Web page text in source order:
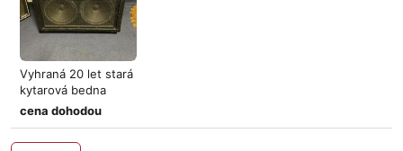
Vyhraná 20 let stará
kytarová bedna
4x12 + lo
cena dohodou